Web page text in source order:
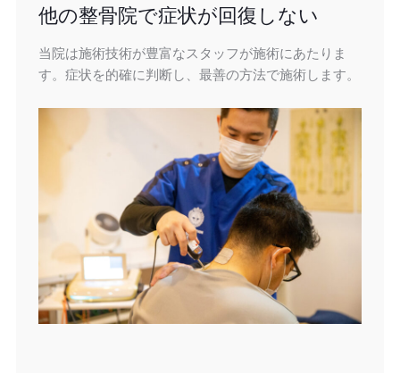
他の整骨院で症状が回復しない
当院は施術技術が豊富なスタッフが施術にあたりま
す。症状を的確に判断し、最善の方法で施術します。